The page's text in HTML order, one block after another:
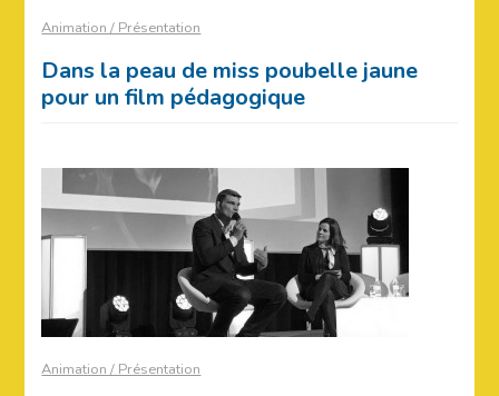
Animation / Présentation
Dans la peau de miss poubelle jaune
pour un film pédagogique
Animation / Présentation